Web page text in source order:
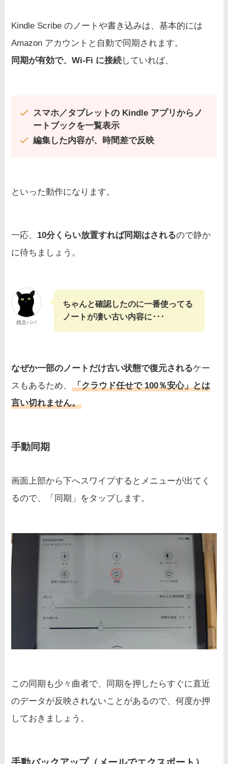
Kindle Scribe のノートや書き込みは、基本的には
Amazon アカウントと自動で同期されます。
同期が有効で、Wi-Fi に接続していれば、
スマホ／タブレットの Kindle アプリからノ
ートブックを一覧表示
編集した内容が、時間差で反映
といった動作になります。
一応、 10分くらい放置すれば同期はされるので静か
に待ちましょう。
残念パパ
ちゃんと確認したのに一番使ってる
ノートが凄い古い内容に･･･
なぜか一部のノートだけ古い状態で復元されるケー
スもあるため、「クラウド任せで 100％安心」とは
言い切れません。
手動同期
画面上部から下へスワイプするとメニューが出てく
るので、「同期」をタップします。
この同期も少々曲者で、同期を押したらすぐに直近
のデータが反映されないことがあるので、何度か押
しておきましょう。